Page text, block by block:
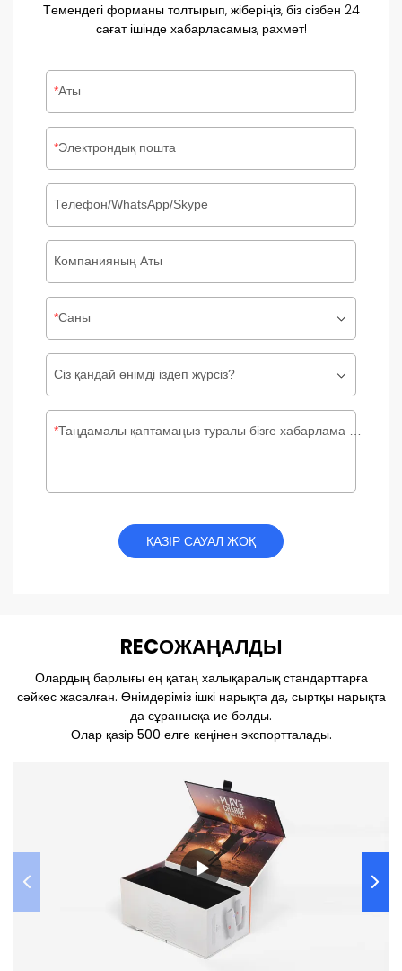
Төмендегі форманы толтырып, жіберіңіз, біз сізбен 24
сағат ішінде хабарласамыз, рахмет!
Аты
Электрондық пошта
Телефон/WhatsApp/Skype
Компанияның Аты
Саны
Сіз қандай өнімді іздеп жүрсіз?
Таңдамалы қаптамаңыз туралы бізге хабарлама қалдырыңыз
ҚАЗІР САУАЛ ЖОҚ
RECОЖАҢАЛДЫ
Олардың барлығы ең қатаң халықаралық стандарттарға
сәйкес жасалған. Өнімдеріміз ішкі нарықта да, сыртқы нарықта
да сұранысқа ие болды.
Олар қазір 500 елге кеңінен экспортталады.